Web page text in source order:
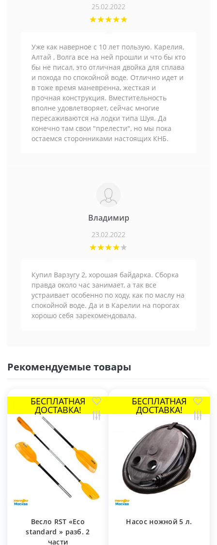
25.02.2022
Уже как наверное с 10 лет пользую. Карелия,
Алтай , Волга все на ней прошли и что бы кто
бы не писал, это отличная двойка для сплава
и похода по спокойной воде. Отлично идет и
в тоже время маневренна, жесткая и
прочная конструкция. Вместительность
вполне удовлетворяет, сейчас многие
пересаживаются на лодки типа Шуя. Да
конечно там свои "прелести", но мы пока
остаемся сторонниками настоящих КНБ.
Владимир
23.02.2022
Купил Варзугу 2, хорошая байдарка. Сборка
правда около час занимает, а так все
устраивает особенно по ходу, как по маслу на
спокойной воде. Да и в Карелии на порогах
хорошо себя зарекомендовала.
Рекомендуемые товары
БЕСПЛАТНАЯ
ДОСТАВКА!
Весло RST «Eco
standard » разб. 2
части
БЕСПЛАТНАЯ
ДОСТАВКА!
Насос ножной 5 л.